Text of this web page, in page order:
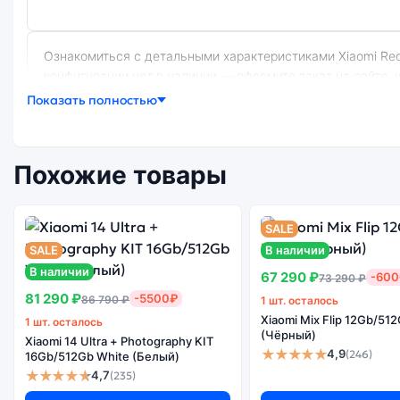
Ознакомиться с детальными характеристиками Xiaomi Redmi Note 8 (Восст.) 3Gb/32Gb Cosmic Purple (Фиолетовый) можно ниже, в разделе «Характеристики». Если выбранной
конфигурации нет в наличии — оформите заказ на
аккумулятор
Процессор
Существует китайская и глобальная версия смартфона Xiaomi Redmi Note 8 (Восст.) 3Gb/32Gb Cosmic Purple (Фиолетовый). Мы рекомендуем выбирать глобальной версию — она
полностью адаптирована и поддерживает все сервисы.
Показать полностью
Похожие товары
SALE
В наличии
81 290 ₽86 790 ₽ -5500₽
1 шт. осталось
Xiaomi 14 Ultra + Photography KIT
16Gb/512Gb White (Белый)
★★★★★4,7(235)
SALE
В наличии
67 290 ₽73 290 ₽ -
1 шт. осталось
Xiaomi Mix Flip 12Gb/
(Чёрный)
★★★★★4,9(246)